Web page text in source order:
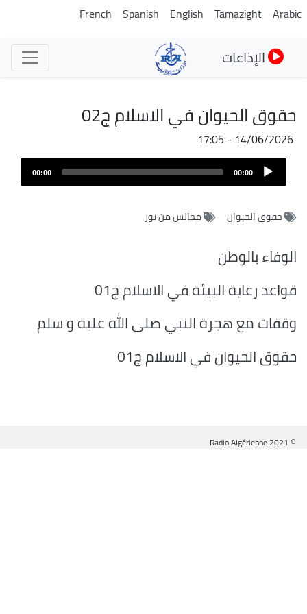
تجاوز
Arabic
Tamazight
English
Spanish
French
الإذاعات
حقوق الحيوان في الاسلام ج02
14/06/2026 - 17:05
ملف
الصوت
Audio
Player
00:00
00:00
حقوق الحيوان مجالس من نور
الوفاء بالوطن
قواعد رعاية البيئة في الاسلام ج01
وقفات مع هجرة النبي صلى الله عليه و سلم
حقوق الحيوان في الاسلام ج01
© Radio Algérienne 2021